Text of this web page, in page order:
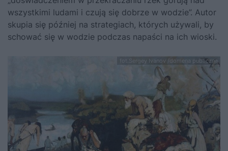
wszystkimi ludami i czują się dobrze w wodzie”. Autor
skupia się później na strategiach, których używali, by
schować się w wodzie podczas napaści na ich wioski.
fot.Sergey Ivanov /domena publiczna